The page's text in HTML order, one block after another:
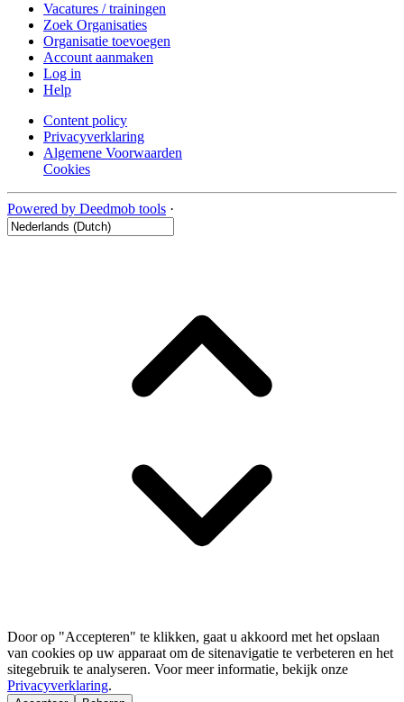
Vacatures / trainingen
Zoek Organisaties
Organisatie toevoegen
Account aanmaken
Log in
Help
Content policy
Privacyverklaring
Algemene Voorwaarden
Cookies
Powered by Deedmob tools ·
Door op "Accepteren" te klikken, gaat u akkoord met het opslaan
van cookies op uw apparaat om de sitenavigatie te verbeteren en het
sitegebruik te analyseren. Voor meer informatie, bekijk onze
Privacyverklaring.